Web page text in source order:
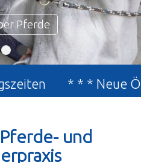
Kleintiere
* * * Neue
und